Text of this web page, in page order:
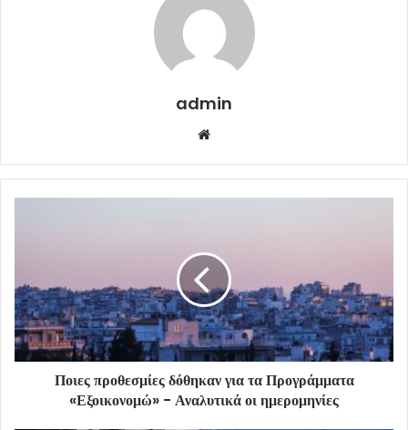
admin
Ποιες προθεσμίες δόθηκαν για τα Προγράμματα
«Εξοικονομώ» - Αναλυτικά οι ημερομηνίες